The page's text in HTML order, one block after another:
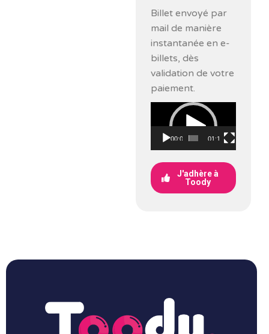
Billet envoyé par
mail de manière
instantanée en e-
billets, dès
validation de votre
paiement.
Lecteur
vidéo
00:00 01:17
J'adhère à
Toody